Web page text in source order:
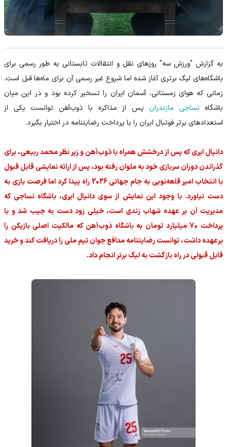
به گزارش "ورزش سه" روزهای نقل و انتقالات تابستانی به طور رسمی برای
باشگاه‌های لیگ برتری آغاز شده اما شروع غیر رسمی آن برای ماه‌ها قبل است.
زمانی که هوای زمستانی، آسمان ایران را تسخیر کرده بود و در این میان
باشگاه نساجی مازندران پس از مذاکره با ذوب‌آهن توانست یکی از
استعدادهای برتر فوتبال ایران را با پرداخت رضایتنامه در اختیار بگیرد.
دانیال ایری که پس از درخشش همراه با ذوب‌آهن و زیر نظر محمد ربیعی، برای
گذراندن دوران سربازی خود به ملوان رفته بود، پس از ارائه نمایشی قابل قبول
با انتخاب امیر قلعه‌نویی به جام جهانی 2026 راه پیدا کرد اما فرصت بازی به
دست نیاورد. با وجود این نمایش از سوی دانیال ایری، باشگاه نساجی که
مدیریت آن بر عهده شهاب زندی است، خیلی زود دست به جیب شد و با
پرداخت 70 میلیارد تومان به باشگاه ذوب‌آهن که مالکیت اصلی بازیکن را
برعهده داشت، توانست رضایتنامه مدافع جوان تیم ملی را دریافت کند و خرید
قابل قبولی در راه بازگشت به لیگ برتر انجام داد.